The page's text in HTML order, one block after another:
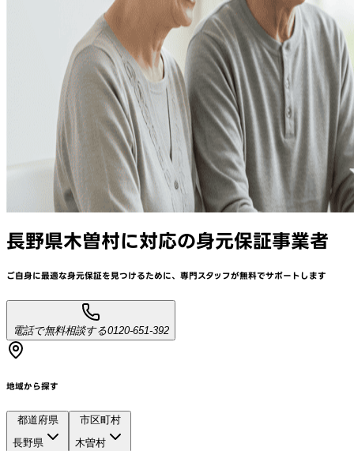
長野県木曽村に対応の身元保証事業者
ご自身に最適な身元保証を見つけるために、 専門スタッフが無料でサポートします
電話で無料相談する0120-651-392
地域から探す
都道府県
長野県
市区町村
木曽村